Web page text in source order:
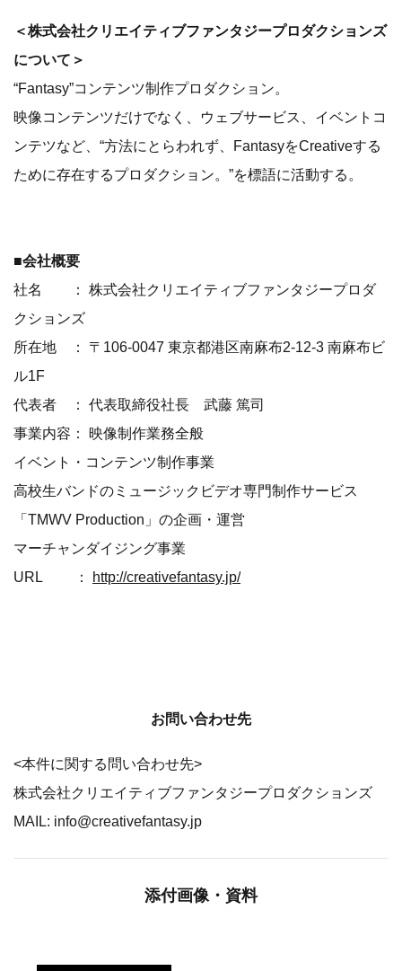
＜株式会社クリエイティブファンタジープロダクションズ
について＞
“Fantasy”コンテンツ制作プロダクション。
映像コンテンツだけでなく、ウェブサービス、イベントコ
ンテツなど、“方法にとらわれず、FantasyをCreativeする
ために存在するプロダクション。”を標語に活動する。
■会社概要
社名 ： 株式会社クリエイティブファンタジープロダ
クションズ
所在地 ： 〒106-0047 東京都港区南麻布2-12-3 南麻布ビ
ル1F
代表者 ： 代表取締役社長 武藤 篤司
事業内容： 映像制作業務全般
イベント・コンテンツ制作事業
高校生バンドのミュージックビデオ専門制作サービス
「TMWV Production」の企画・運営
マーチャンダイジング事業
URL ： http://creativefantasy.jp/
お問い合わせ先
<本件に関する問い合わせ先>
株式会社クリエイティブファンタジープロダクションズ
MAIL: info@creativefantasy.jp
添付画像・資料